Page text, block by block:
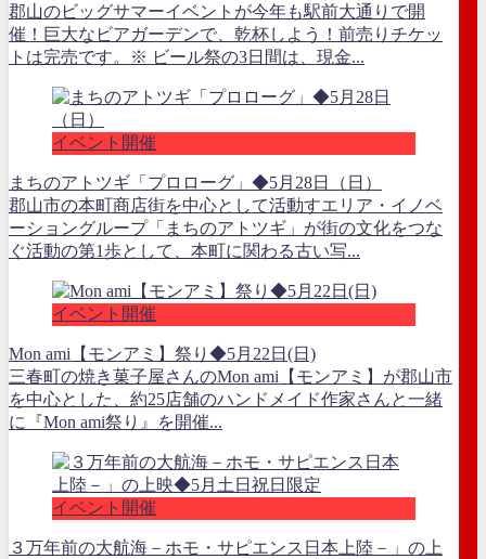
郡山のビッグサマーイベントが今年も駅前大通りで開
催！巨大なビアガーデンで、乾杯しよう！前売りチケッ
トは完売です。※ ビール祭の3日間は、現金...
イベント開催
まちのアトツギ「プロローグ」◆5月28日（日）
郡山市の本町商店街を中心として活動すエリア・イノベ
ーショングループ「まちのアトツギ」が街の文化をつな
ぐ活動の第1歩として、本町に関わる古い写...
イベント開催
Mon ami【モンアミ】祭り◆5月22日(日)
三春町の焼き菓子屋さんのMon ami【モンアミ】が郡山市
を中心とした、約25店舗のハンドメイド作家さんと一緒
に『Mon ami祭り』を開催...
イベント開催
３万年前の大航海－ホモ・サピエンス日本上陸－」の上